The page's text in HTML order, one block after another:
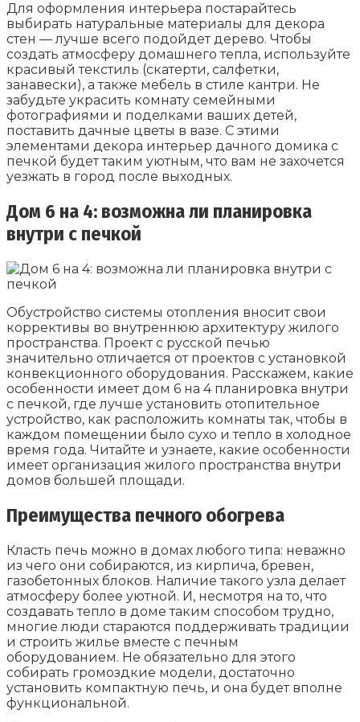
Для оформления интерьера постарайтесь
выбирать натуральные материалы для декора
стен — лучше всего подойдет дерево. Чтобы
создать атмосферу домашнего тепла, используйте
красивый текстиль (скатерти, салфетки,
занавески), а также мебель в стиле кантри. Не
забудьте украсить комнату семейными
фотографиями и поделками ваших детей,
поставить дачные цветы в вазе. С этими
элементами декора интерьер дачного домика с
печкой будет таким уютным, что вам не захочется
уезжать в город после выходных.
Дом 6 на 4: возможна ли планировка
внутри с печкой
Обустройство системы отопления вносит свои
коррективы во внутреннюю архитектуру жилого
пространства. Проект с русской печью
значительно отличается от проектов с установкой
конвекционного оборудования. Расскажем, какие
особенности имеет дом 6 на 4 планировка внутри
с печкой, где лучше установить отопительное
устройство, как расположить комнаты так, чтобы в
каждом помещении было сухо и тепло в холодное
время года. Читайте и узнаете, какие особенности
имеет организация жилого пространства внутри
домов большей площади.
Преимущества печного обогрева
Класть печь можно в домах любого типа: неважно
из чего они собираются, из кирпича, бревен,
газобетонных блоков. Наличие такого узла делает
атмосферу более уютной. И, несмотря на то, что
создавать тепло в доме таким способом трудно,
многие люди стараются поддерживать традиции
и строить жилье вместе с печным
оборудованием. Не обязательно для этого
собирать громоздкие модели, достаточно
установить компактную печь, и она будет вполне
функциональной.